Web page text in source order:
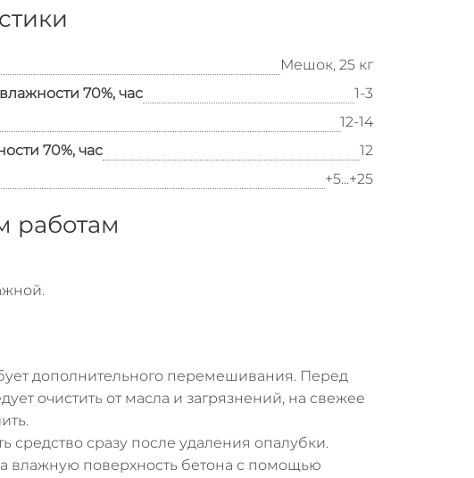
Мешок, 25 кг
70%, час
1-3
12-14
70%, час
12
+5...+25
работам
дополнительного перемешивания. Перед
очистить от масла и загрязнений, на свежее
средство сразу после удаления опалубки.
влажную поверхность бетона с помощью